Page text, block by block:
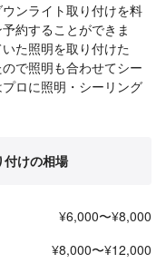
ンライト取り付けを料
約することができま
た照明を取り付けた
で照明も合わせてシー
ロに照明・シーリング
付けの相場
¥6,000〜¥8,000
¥8,000〜¥12,000